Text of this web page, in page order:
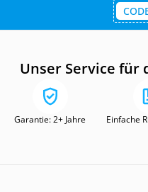
Unser Service für
Garantie: 2+ Jahre Einfache